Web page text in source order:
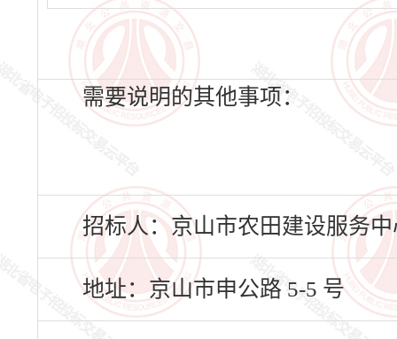
需要说明的其他事项：
招标人：京山市农田建设服务中
地址：京山市申公路 5-5 号